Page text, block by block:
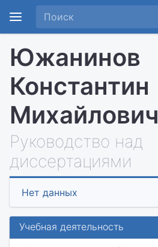
Южанинов
Константин
Михайлович
Руководство над
диссертациями
Нет данных
Учебная деятельность